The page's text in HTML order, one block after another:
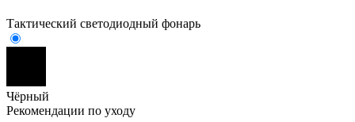
Тактический светодиодный фонарь
Чёрный
Рекомендации по уходу